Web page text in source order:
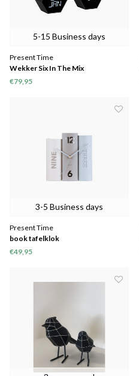
5-15 Business days
Present Time
Wekker Six In The Mix
€79,95
3-5 Business days
Present Time
book tafelklok
€49,95